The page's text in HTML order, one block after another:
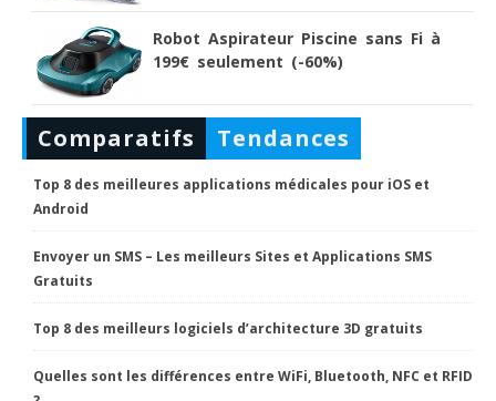
Robot Aspirateur Piscine sans Fi à
199€ seulement (-60%)
Comparatifs Tendances
Top 8 des meilleures applications médicales pour iOS et
Android
Envoyer un SMS – Les meilleurs Sites et Applications SMS
Gratuits
Top 8 des meilleurs logiciels d’architecture 3D gratuits
Quelles sont les différences entre WiFi, Bluetooth, NFC et RFID